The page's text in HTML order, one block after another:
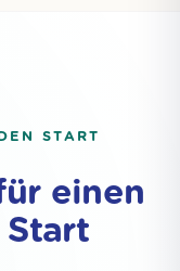
START
einen
Start